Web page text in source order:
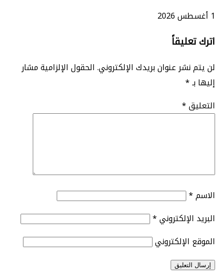
1 أغسطس 2026
اترك تعليقاً
لن يتم نشر عنوان بريدك الإلكتروني.الحقول الإلزامية مشار
إليها بـ*
التعليق*
الاسم*
البريد الإلكتروني*
الموقع الإلكتروني